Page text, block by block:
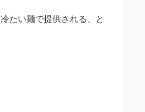
たい麺で提供される、と